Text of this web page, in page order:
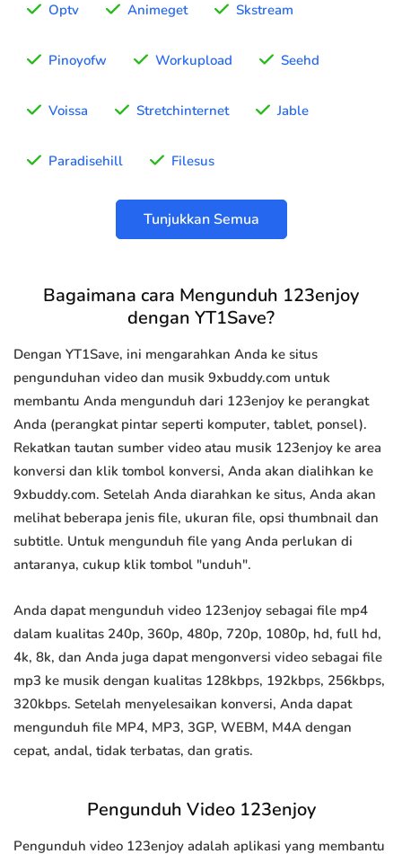
Optv Animeget Skstream
Pinoyofw Workupload Seehd
Voissa Stretchinternet Jable
Paradisehill Filesus
Tunjukkan Semua
Bagaimana cara Mengunduh 123enjoy
dengan YT1Save?
Dengan YT1Save, ini mengarahkan Anda ke situs
pengunduhan video dan musik 9xbuddy.com untuk
membantu Anda mengunduh dari 123enjoy ke perangkat
Anda (perangkat pintar seperti komputer, tablet, ponsel).
Rekatkan tautan sumber video atau musik 123enjoy ke area
konversi dan klik tombol konversi, Anda akan dialihkan ke
9xbuddy.com. Setelah Anda diarahkan ke situs, Anda akan
melihat beberapa jenis file, ukuran file, opsi thumbnail dan
subtitle. Untuk mengunduh file yang Anda perlukan di
antaranya, cukup klik tombol "unduh".
Anda dapat mengunduh video 123enjoy sebagai file mp4
dalam kualitas 240p, 360p, 480p, 720p, 1080p, hd, full hd,
4k, 8k, dan Anda juga dapat mengonversi video sebagai file
mp3 ke musik dengan kualitas 128kbps, 192kbps, 256kbps,
320kbps. Setelah menyelesaikan konversi, Anda dapat
mengunduh file MP4, MP3, 3GP, WEBM, M4A dengan
cepat, andal, tidak terbatas, dan gratis.
Pengunduh Video 123enjoy
Pengunduh video 123enjoy adalah aplikasi yang membantu